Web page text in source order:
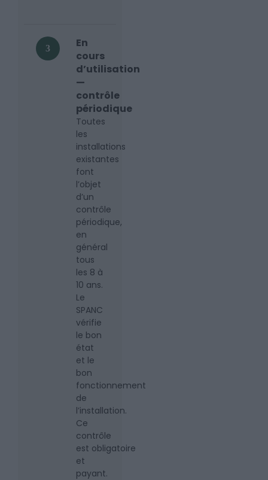
3
En
cours
d’utilisation
—
contrôle
périodique
Toutes
les
installations
existantes
font
l’objet
d’un
contrôle
périodique,
en
général
tous
les 8 à
10 ans.
Le
SPANC
vérifie
le bon
état
et le
bon
fonctionnement
de
l’installation.
Ce
contrôle
est obligatoire
et
payant.